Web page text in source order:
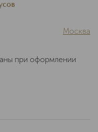
Москва
при оформлении